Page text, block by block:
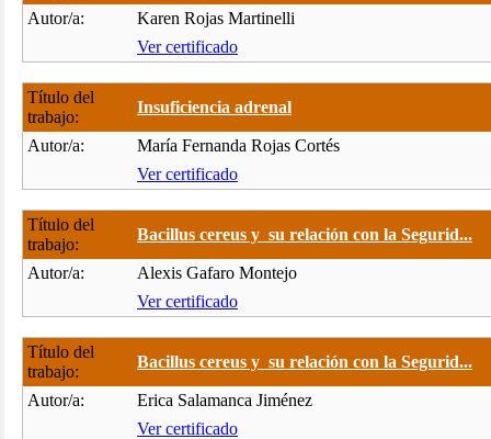
Autor/a:
Karen Rojas Martinelli
Ver certificado
Título del
trabajo:
Insuficiencia adrenal
Autor/a:
María Fernanda Rojas Cortés
Ver certificado
Título del
trabajo:
Bacillus cereus y su relación con la Segurid...
Autor/a:
Alexis Gafaro Montejo
Ver certificado
Título del
trabajo:
Bacillus cereus y su relación con la Segurid...
Autor/a:
Erica Salamanca Jiménez
Ver certificado